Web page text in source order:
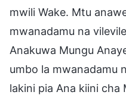
mwili Wake. Mtu
mwanadamu na
Anakuwa Mungu
umbo la mwanadamu
lakini pia Ana kiini cha